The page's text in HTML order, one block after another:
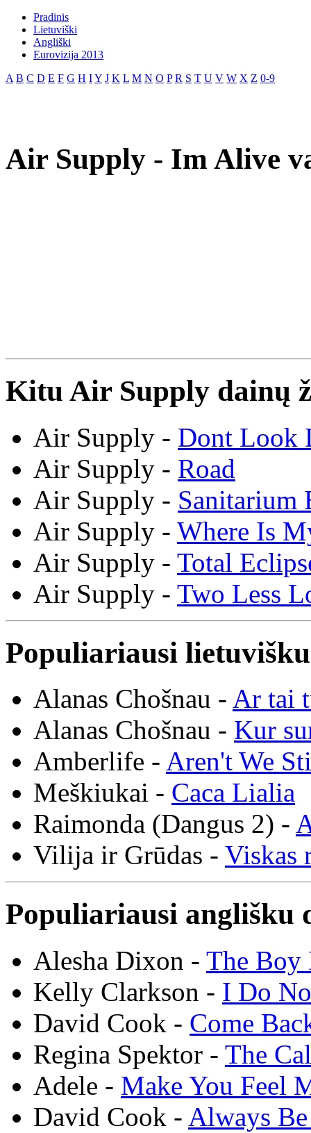
Pradinis
Lietuviški
Angliški
Eurovizija 2013
A B C D E F G H IY J K L M N O P R S T U V W X Z 0-9
Air Supply - Im Alive
Kitu Air Supply dainų
Air Supply - Dont Look
Air Supply - Road
Air Supply - Sanitarium
Air Supply - Where Is
Air Supply - Total
Air Supply - Two Less
Populiariausi
Alanas Chošnau - Ar tai
Alanas Chošnau - Kur
Amberlife - Aren't We
Meškiukai - Caca Lialia
Raimonda (Dangus 2) -
Vilija ir Grūdas - Viskas
Populiariausi anglišku
Alesha Dixon - The Boy
Kelly Clarkson - I Do
David Cook - Come
Regina Spektor - The
Adele - Make You Feel
David Cook - Always